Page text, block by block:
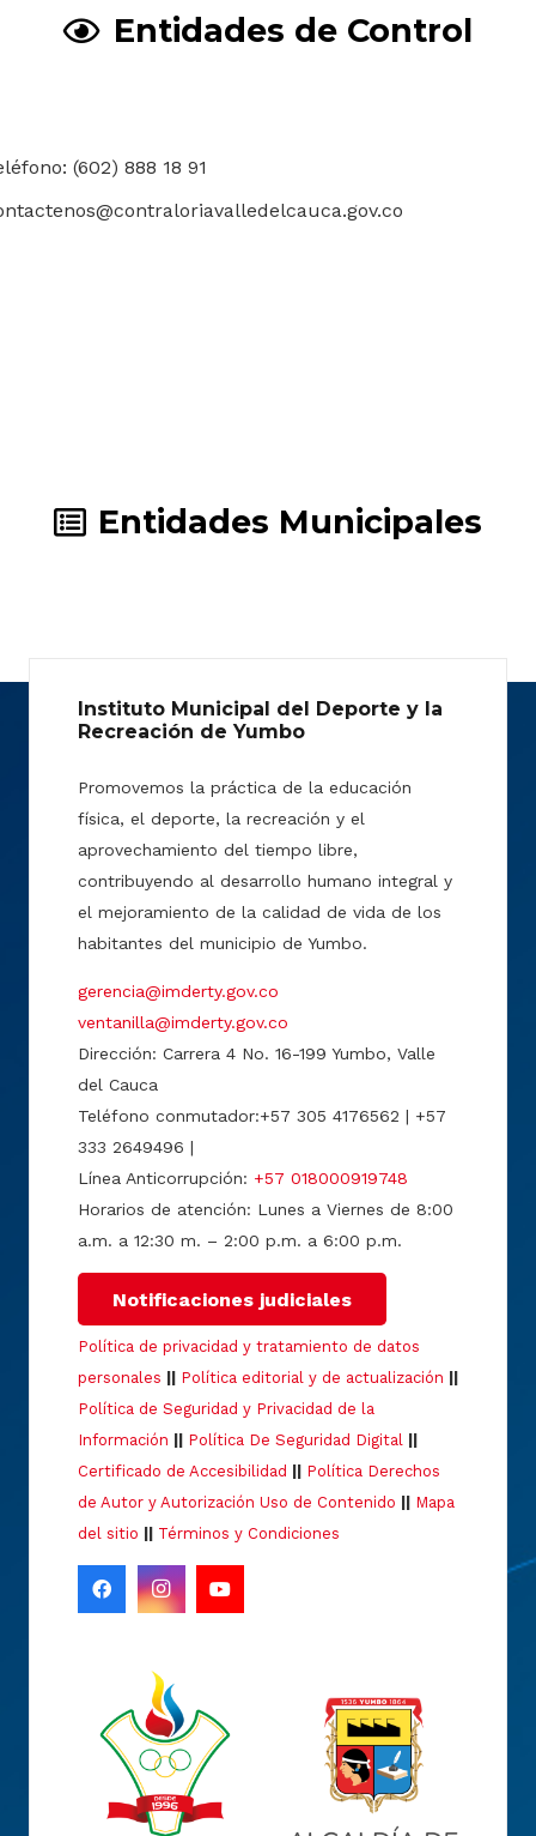
Entidades de Control
(602) 888 18 91
Entidades Municipales
Instituto Municipal del Deporte y la
Recreación de Yumbo
Promovemos la práctica de la educación
física, el deporte, la recreación y el
aprovechamiento del tiempo libre,
contribuyendo al desarrollo humano integral y
el mejoramiento de la calidad de vida de los
habitantes del municipio de Yumbo.
gerencia@imderty.gov.co
ventanilla@imderty.gov.co
Dirección: Carrera 4 No. 16-199 Yumbo, Valle
del Cauca
Teléfono conmutador:+57 305 4176562 | +57
333 2649496 |
Línea Anticorrupción: +57 018000919748
Horarios de atención: Lunes a Viernes de 8:00
a.m. a 12:30 m. – 2:00 p.m. a 6:00 p.m.
Notificaciones judiciales
Política de privacidad y tratamiento de datos
personales
Política editorial y de actualización
Política de Seguridad y Privacidad de la
Información
Política De Seguridad Digital
Certificado de Accesibilidad
Política Derechos
de Autor y Autorización Uso de Contenido
Mapa
del sitio
Términos y Condiciones